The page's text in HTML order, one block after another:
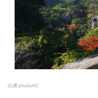
出典:photoAC